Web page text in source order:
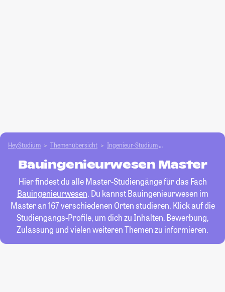
HeyStudium Themenübersicht Ingenieur-Studium
Bauingenieurwesen Master
Hier findest du alle Master-Studiengänge für das Fach
Bauingenieurwesen. Du kannst Bauingenieurwesen im
Master an 167 verschiedenen Orten studieren. Klick auf die
Studiengangs-Profile, um dich zu Inhalten, Bewerbung,
Zulassung und vielen weiteren Themen zu informieren.